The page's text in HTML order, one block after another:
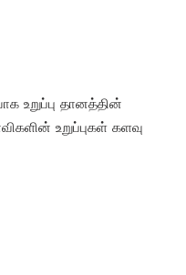
உறுப்பு தானத்தின்
உறுப்புகள் களவு